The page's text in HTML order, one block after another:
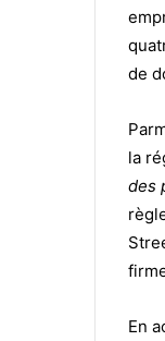
de
la
des
En